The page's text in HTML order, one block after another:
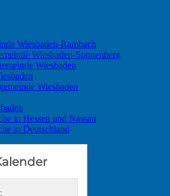
Wiesbaden-Rambach
Wiesbaden-Sonnenberg
Wiesbaden
Wiesbaden
in Hessen und Nassau
in Deutschland